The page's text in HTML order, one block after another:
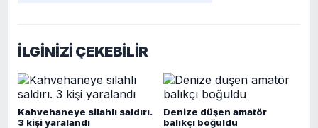
İLGİNİZİ ÇEKEBİLİR
Kahvehaneye silahlı saldırı.
3 kişi yaralandı
Denize düşen amatör
balıkçı boğuldu